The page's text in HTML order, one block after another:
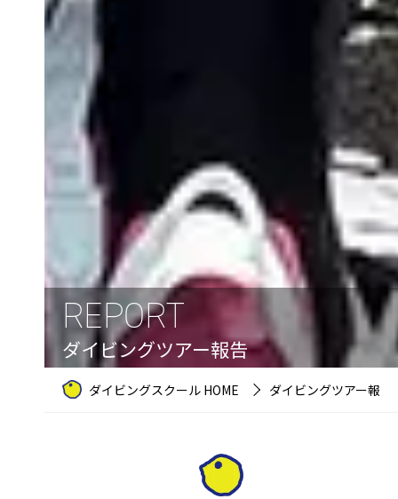
REPORT
ダイビングツアー報告
ダイビングスクール HOME ダイビングツアー報告